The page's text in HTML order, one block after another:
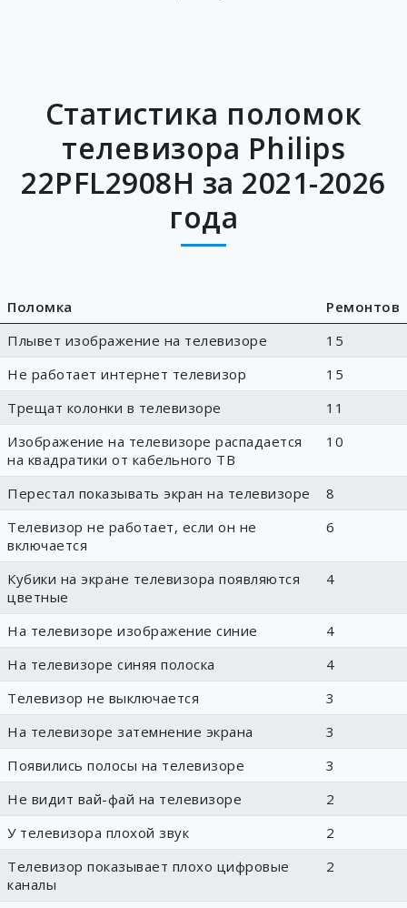
Статистика поломок
телевизора Philips
22PFL2908H за 2021-2026
года
Поломка
Ремонтов
Плывет изображение на телевизоре
15
Не работает интернет телевизор
15
Трещат колонки в телевизоре
11
Изображение на телевизоре распадается
на квадратики от кабельного ТВ
10
Перестал показывать экран на телевизоре
8
Телевизор не работает, если он не
включается
6
Кубики на экране телевизора появляются
цветные
4
На телевизоре изображение синие
4
На телевизоре синяя полоска
4
Телевизор не выключается
3
На телевизоре затемнение экрана
3
Появились полосы на телевизоре
3
Не видит вай-фай на телевизоре
2
У телевизора плохой звук
2
Телевизор показывает плохо цифровые
каналы
2